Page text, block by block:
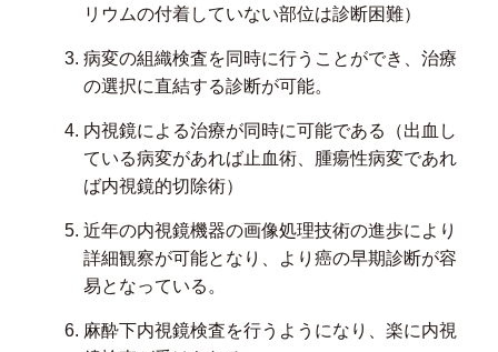
リウムの付着していない部位は診断困難）
病変の組織検査を同時に行うことができ、治療
の選択に直結する診断が可能。
内視鏡による治療が同時に可能である（出血し
ている病変があれば止血術、腫瘍性病変であれ
ば内視鏡的切除術）
近年の内視鏡機器の画像処理技術の進歩により
詳細観察が可能となり、より癌の早期診断が容
易となっている。
麻酔下内視鏡検査を行うようになり、楽に内視